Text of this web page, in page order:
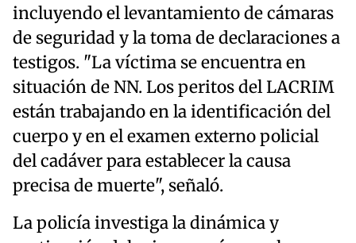
incluyendo el levantamiento de cámaras
de seguridad y la toma de declaraciones a
testigos. "La víctima se encuentra en
situación de NN. Los peritos del LACRIM
están trabajando en la identificación del
cuerpo y en el examen externo policial
del cadáver para establecer la causa
precisa de muerte", señaló.
La policía investiga la dinámica y